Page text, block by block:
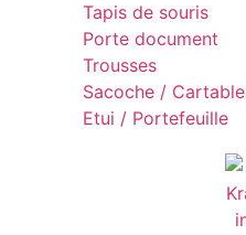
Tapis de souris
Porte document
Trousses
Sacoche / Cartable
Etui / Portefeuille